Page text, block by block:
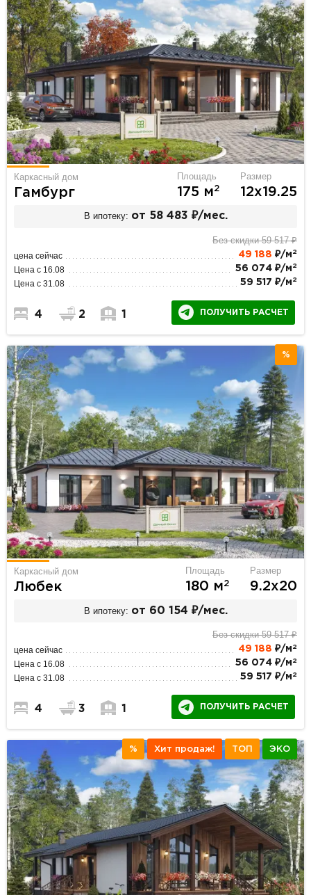
Каркасный дом
Гамбург
Площадь
175 м2
Размер
12х19.25
В ипотеку: от 58 483 ₽/мес.
Без скидки 59 517 ₽
цена сейчас 49 188 ₽/м 2
Цена с 16.08 56 074 ₽/м 2
Цена с 31.08 59 517 ₽/м 2
4 2 1 ПОЛУЧИТЬ РАСЧЕТ
%
Каркасный дом
Любек
Площадь
180 м2
Размер
9.2х20
В ипотеку: от 60 154 ₽/мес.
Без скидки 59 517 ₽
цена сейчас 49 188 ₽/м 2
Цена с 16.08 56 074 ₽/м 2
Цена с 31.08 59 517 ₽/м 2
4 3 1 ПОЛУЧИТЬ РАСЧЕТ
% Хит продаж! ТОП ЭКО